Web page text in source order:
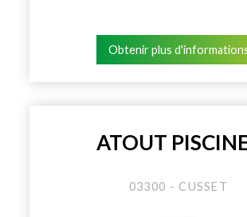
Obtenir plus
ATOUT
03300 - CUSSET